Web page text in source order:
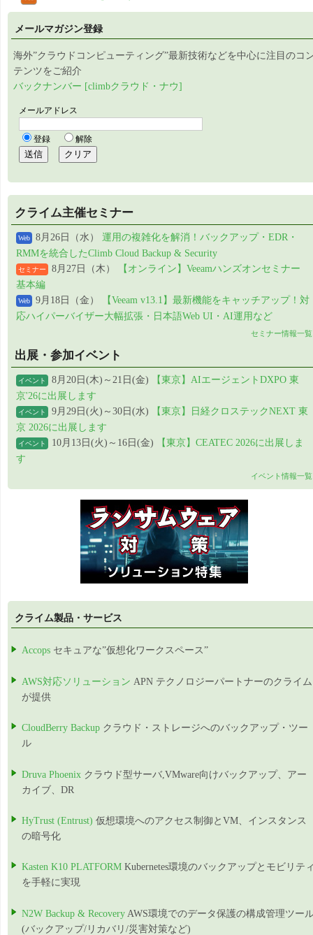
メールマガジン登録
海外”クラウドコンピューティング”最新技術などを中心に注目のコ
テンツをご紹介
バックナンバー [climbクラウド・ナウ]
クライム主催セミナー
Web 8月26日（水） 運用の複雑化を解消！バックアップ・EDR・
RMMを統合したClimb Cloud Backup & Security
セミナー 8月27日（木）
【オンライン】Veeamハンズオンセミナー
基本編
Web 9月18日（金）
【Veeam v13.1】最新機能をキャッチアップ！対
応ハイパーバイザー大幅拡張・日本語Web UI・AI運用など
セミナー情報一覧
出展・参加イベント
イベント 8月20日(木)～21日(金)
【東京】AIエージェントDXPO 東
京'26に出展します
イベント 9月29日(火)～30日(水)
【東京】日経クロステックNEXT 東
京 2026に出展します
イベント 10月13日(火)～16日(金)
【東京】CEATEC 2026に出展しま
す
イベント情報一覧
クライム製品・サービス
Accops セキュアな”仮想化ワークスペース”
AWS対応ソリューション APN テクノロジーパートナーのクライム
が提供
CloudBerry Backup クラウド・ストレージへのバックアップ・ツー
ル
Druva Phoenix クラウド型サーバ,VMware向けバックアップ、アー
カイブ、DR
HyTrust (Entrust) 仮想環境へのアクセス制御とVM、インスタンス
の暗号化
Kasten K10 PLATFORM Kubernetes環境のバックアップとモビリテ
を手軽に実現
N2W Backup & Recovery AWS環境でのデータ保護の構成管理ツー
(バックアップ/リカバリ/災害対策など)